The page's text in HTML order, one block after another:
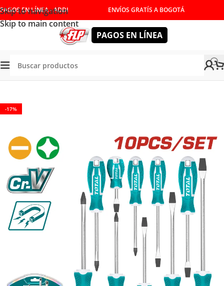
Skip to navigation
Skip to main content
PAGOS EN LÍNEA - ADDI ENVÍOS GRATÍS A BOGOTÁ
PAGOS EN LÍNEA
Y LLAVES JUEGO DE DESTORNILLADORES
-17%